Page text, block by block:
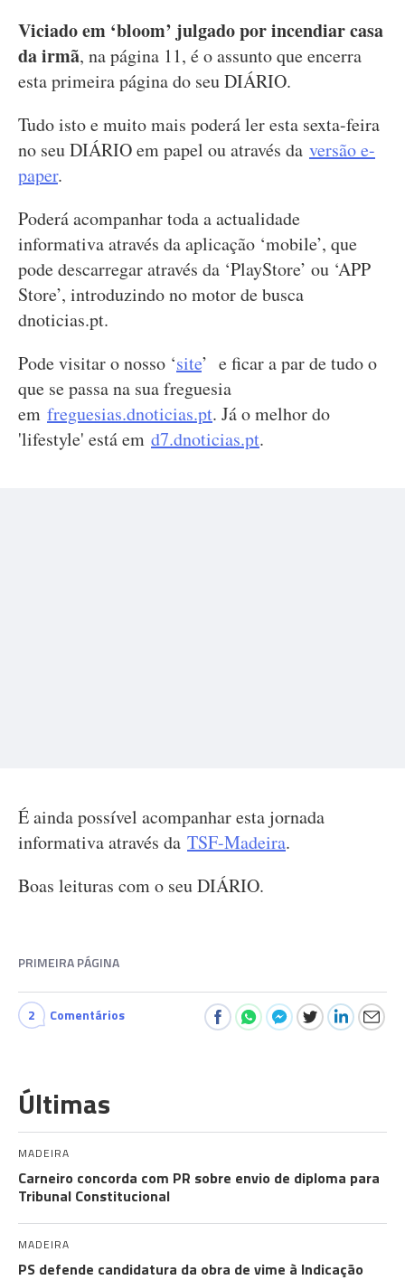
Viciado em ‘bloom’ julgado por incendiar casa
da irmã, na página 11, é o assunto que encerra
esta primeira página do seu DIÁRIO.
Tudo isto e muito mais poderá ler esta sexta-feira
no seu DIÁRIO em papel ou através da versão e-
paper.
Poderá acompanhar toda a actualidade
informativa através da aplicação ‘mobile’, que
pode descarregar através da ‘PlayStore’ ou ‘APP
Store’, introduzindo no motor de busca
dnoticias.pt.
Pode visitar o nosso ‘site’ e ficar a par de tudo o
que se passa na sua freguesia
em freguesias.dnoticias.pt. Já o melhor do
'lifestyle' está em d7.dnoticias.pt.
É ainda possível acompanhar esta jornada
informativa através da TSF-Madeira.
Boas leituras com o seu DIÁRIO.
PRIMEIRA PÁGINA
2 Comentários
Últimas
MADEIRA
Carneiro concorda com PR sobre envio de diploma para
Tribunal Constitucional
MADEIRA
PS defende candidatura da obra de vime à Indicação